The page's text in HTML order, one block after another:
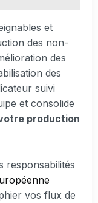
et
des non-
des
des
suivi
et consolide
production
responsabilités
vos flux de